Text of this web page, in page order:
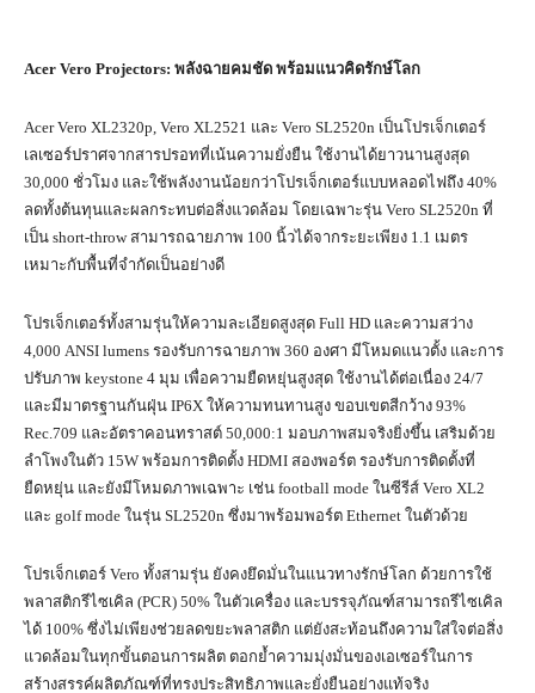
Acer Vero Projectors: พลังฉายคมชัด พร้อมแนวคิดรักษ์โลก
Acer Vero XL2320p, Vero XL2521 และ Vero SL2520n เป็นโปรเจ็กเตอร์
เลเซอร์ปราศจากสารปรอทที่เน้นความยั่งยืน ใช้งานได้ยาวนานสูงสุด
30,000 ชั่วโมง และใช้พลังงานน้อยกว่าโปรเจ็กเตอร์แบบหลอดไฟถึง 40%
ลดทั้งต้นทุนและผลกระทบต่อสิ่งแวดล้อม โดยเฉพาะรุ่น Vero SL2520n ที่
เป็น short-throw สามารถฉายภาพ 100 นิ้วได้จากระยะเพียง 1.1 เมตร
เหมาะกับพื้นที่จำกัดเป็นอย่างดี
โปรเจ็กเตอร์ทั้งสามรุ่นให้ความละเอียดสูงสุด Full HD และความสว่าง
4,000 ANSI lumens รองรับการฉายภาพ 360 องศา มีโหมดแนวตั้ง และการ
ปรับภาพ keystone 4 มุม เพื่อความยืดหยุ่นสูงสุด ใช้งานได้ต่อเนื่อง 24/7
และมีมาตรฐานกันฝุ่น IP6X ให้ความทนทานสูง ขอบเขตสีกว้าง 93%
Rec.709 และอัตราคอนทราสต์ 50,000:1 มอบภาพสมจริงยิ่งขึ้น เสริมด้วย
ลำโพงในตัว 15W พร้อมการติดตั้ง HDMI สองพอร์ต รองรับการติดตั้งที่
ยืดหยุ่น และยังมีโหมดภาพเฉพาะ เช่น football mode ในซีรีส์ Vero XL2
และ golf mode ในรุ่น SL2520n ซึ่งมาพร้อมพอร์ต Ethernet ในตัวด้วย
โปรเจ็กเตอร์ Vero ทั้งสามรุ่น ยังคงยึดมั่นในแนวทางรักษ์โลก ด้วยการใช้
พลาสติกรีไซเคิล (PCR) 50% ในตัวเครื่อง และบรรจุภัณฑ์สามารถรีไซเคิล
ได้ 100% ซึ่งไม่เพียงช่วยลดขยะพลาสติก แต่ยังสะท้อนถึงความใส่ใจต่อสิ่ง
แวดล้อมในทุกขั้นตอนการผลิต ตอกย้ำความมุ่งมั่นของเอเซอร์ในการ
สร้างสรรค์ผลิตภัณฑ์ที่ทรงประสิทธิภาพและยั่งยืนอย่างแท้จริง